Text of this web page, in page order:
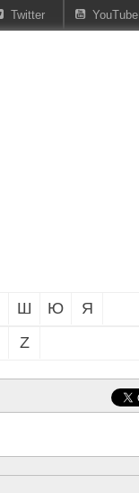
YouTube
Twitter
Ш Ю
Я
Z